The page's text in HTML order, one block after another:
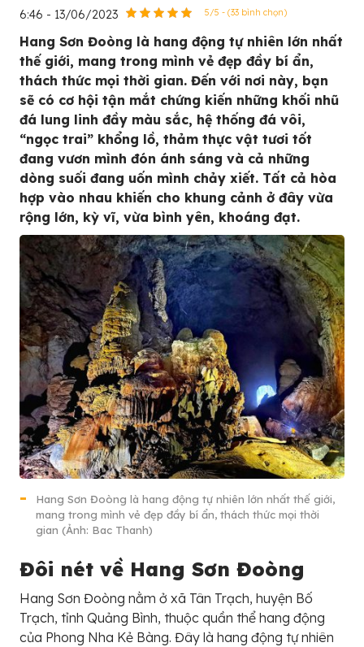
6:46 - 13/06/2023 5/5 - (33 bình chọn)
Hang Sơn Đoòng là hang động tự nhiên lớn nhất
thế giới, mang trong mình vẻ đẹp đầy bí ẩn,
thách thức mọi thời gian. Đến với nơi này, bạn
sẽ có cơ hội tận mắt chứng kiến những khối nhũ
đá lung linh đầy màu sắc, hệ thống đá vôi,
“ngọc trai” khổng lồ, thảm thực vật tươi tốt
đang vươn mình đón ánh sáng và cả những
dòng suối đang uốn mình chảy xiết. Tất cả hòa
hợp vào nhau khiến cho khung cảnh ở đây vừa
rộng lớn, kỳ vĩ, vừa bình yên, khoáng đạt.
Hang Sơn Đoòng là hang động tự nhiên lớn nhất thế giới,
mang trong mình vẻ đẹp đầy bí ẩn, thách thức mọi thời
gian (Ảnh: Bac Thanh)
Đôi nét về Hang Sơn Đoòng
Hang Sơn Đoòng nằm ở xã Tân Trạch, huyện Bố
Trạch, tỉnh Quảng Bình, thuộc quần thể hang động
của Phong Nha Kẻ Bàng. Đây là hang động tự nhiên